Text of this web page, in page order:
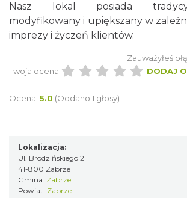
Nasz lokal posiada
modyfikowany i upiększany w
imprezy i życzeń klientów.
Zauważyłeś
Twoja ocena:
DODAJ
Ocena: 5.0 (Oddano 1 głosy)
Lokalizacja:
Ul. Brodzińskiego 2
41-800 Zabrze
Gmina: Zabrze
Powiat: Zabrze